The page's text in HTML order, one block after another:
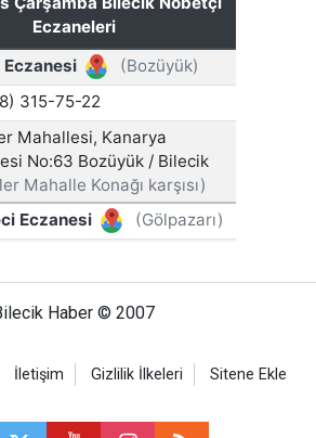
Haber © 2007
İletişim Gizlilik İlkeleri Sitene Ekle